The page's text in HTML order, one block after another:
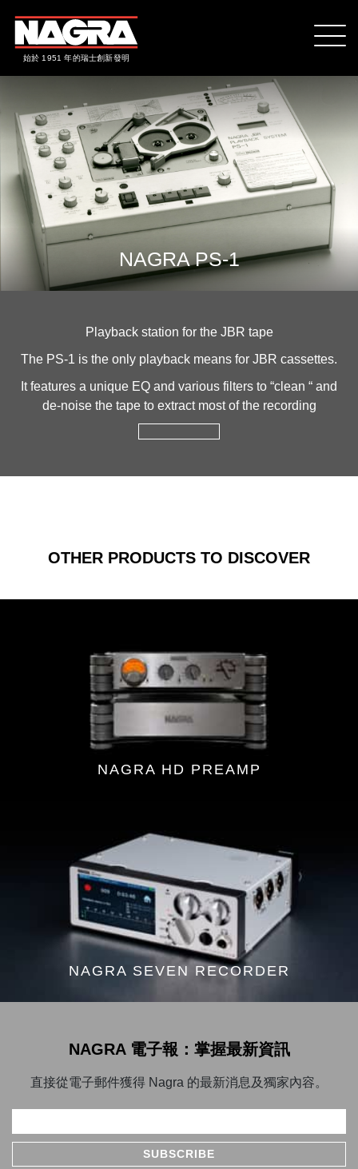
始於 1951 年的瑞士創新發明
NAGRA PS-1
Playback station for the JBR tape
The PS-1 is the only playback means for JBR cassettes.
It features a unique EQ and various filters to “clean “ and
de-noise the tape to extract most of the recording
OTHER PRODUCTS TO DISCOVER
NAGRA HD PREAMP
NAGRA SEVEN RECORDER
NAGRA 電子報：掌握最新資訊
直接從電子郵件獲得 Nagra 的最新消息及獨家內容。